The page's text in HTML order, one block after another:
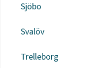
Sjöbo
Svalöv
Trelleborg